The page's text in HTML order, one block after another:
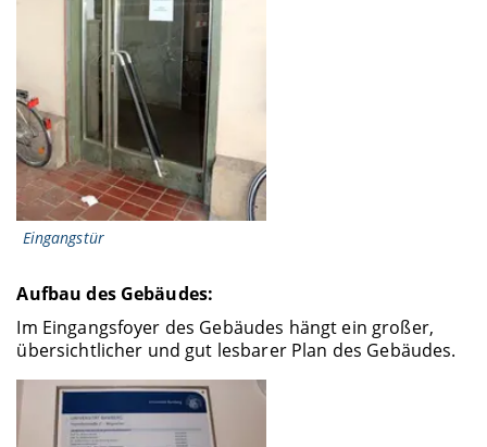
Eingangstür
Aufbau des Gebäudes:
Im Eingangsfoyer des Gebäudes hängt ein großer,
übersichtlicher und gut lesbarer Plan des Gebäudes.